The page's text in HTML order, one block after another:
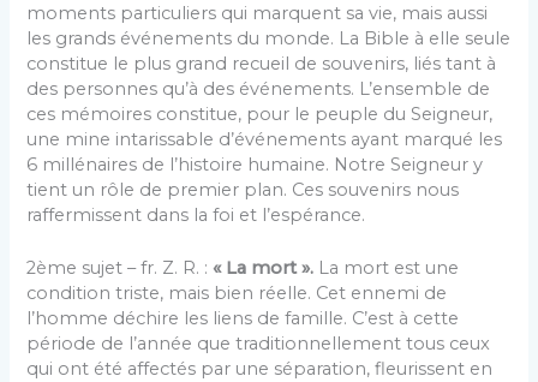
moments particuliers qui marquent sa vie, mais aussi
les grands événements du monde. La Bible à elle seule
constitue le plus grand recueil de souvenirs, liés tant à
des personnes qu’à des événements. L’ensemble de
ces mémoires constitue, pour le peuple du Seigneur,
une mine intarissable d’événements ayant marqué les
6 millénaires de l’histoire humaine. Notre Seigneur y
tient un rôle de premier plan. Ces souvenirs nous
raffermissent dans la foi et l’espérance.
2ème sujet – fr. Z. R. :« La mort ». La mort est une
condition triste, mais bien réelle. Cet ennemi de
l’homme déchire les liens de famille. C’est à cette
période de l’année que traditionnellement tous ceux
qui ont été affectés par une séparation, fleurissent en